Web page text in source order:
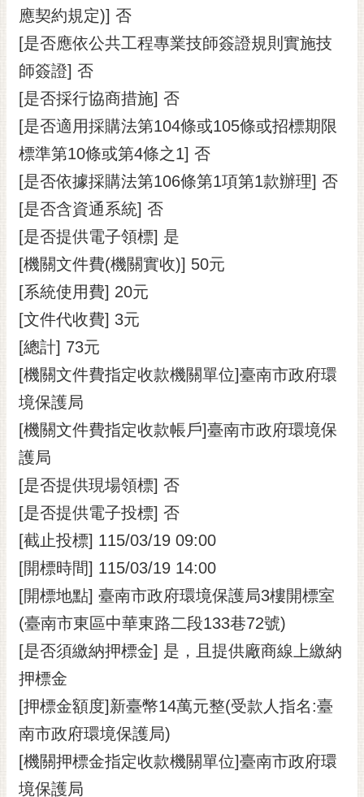
應契約規定)] 否
[是否應依公共工程專業技師簽證規則實施技
師簽證] 否
[是否採行協商措施] 否
[是否適用採購法第104條或105條或招標期限
標準第10條或第4條之1] 否
[是否依據採購法第106條第1項第1款辦理] 否
[是否含資通系統] 否
[是否提供電子領標] 是
[機關文件費(機關實收)] 50元
[系統使用費] 20元
[文件代收費] 3元
[總計] 73元
[機關文件費指定收款機關單位]臺南市政府環
境保護局
[機關文件費指定收款帳戶]臺南市政府環境保
護局
[是否提供現場領標] 否
[是否提供電子投標] 否
[截止投標] 115/03/19 09:00
[開標時間] 115/03/19 14:00
[開標地點] 臺南市政府環境保護局3樓開標室
(臺南市東區中華東路二段133巷72號)
[是否須繳納押標金] 是，且提供廠商線上繳納
押標金
[押標金額度]新臺幣14萬元整(受款人指名:臺
南市政府環境保護局)
[機關押標金指定收款機關單位]臺南市政府環
境保護局